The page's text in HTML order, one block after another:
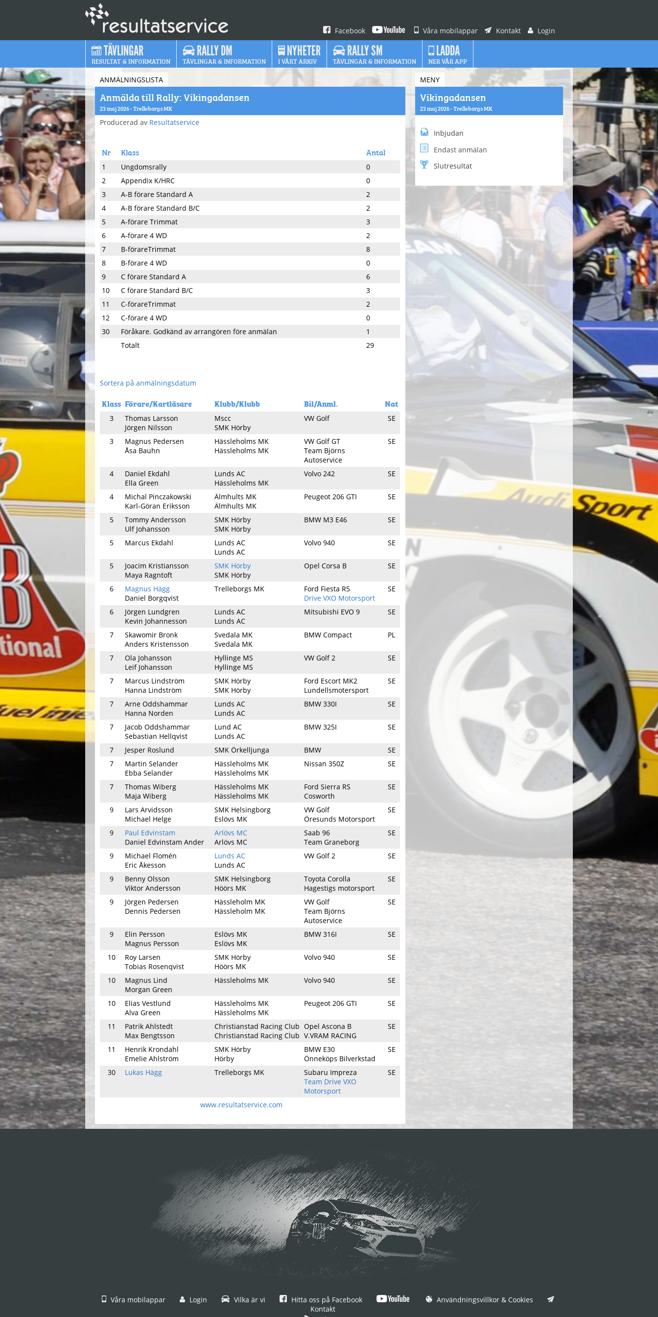
Facebook Våra mobilappar Kontakt Login
TÄVLINGAR
RESULTAT & INFORMATION
RALLY DM
TÄVLINGAR & INFORMATION
NYHETER
I VÅRT ARKIV
RALLY SM
TÄVLINGAR & INFORMATION
LADDA
NER VÅR APP
ANMÄLNINGSLISTA
Anmälda till Rally: Vikingadansen
23 maj 2026 - Trelleborgs MK
Producerad av Resultatservice
Nr Klass Antal
1 Ungdomsrally
0
2
Appendix K/HRC
0
3
A-B förare Standard A
2
4
A-B förare Standard B/C
2
5
A-förare Trimmat
3
6
A-förare 4 WD
2
7
B-förareTrimmat
8
8
B-förare 4 WD
0
9
C förare Standard A
6
10
C förare Standard B/C
3
11
C-förareTrimmat
2
12
C-förare 4 WD
0
30
Föråkare. Godkänd av arrangören före anmälan
1
Totalt
29
Sortera på anmälningsdatum
Klass Förare/Kartläsare Klubb/Klubb Bil/Anml. Nat
3
Thomas Larsson
Jörgen Nilsson
Mscc
SMK Hörby
VW Golf SE
3
Magnus Pedersen
Åsa Bauhn
Hässleholms MK
Hässleholms MK
VW Golf GT
Team Björns
Autoservice
SE
4
Daniel Ekdahl
Ella Green
Lunds AC
Hässleholms MK
Volvo 242 SE
4
Michal Pinczakowski
Karl-Göran Eriksson
Älmhults MK
Älmhults MK
Peugeot 206 GTI SE
5
Tommy Andersson
Ulf Johansson
SMK Hörby
SMK Hörby
BMW M3 E46 SE
5 Marcus Ekdahl
Lunds AC
Lunds AC
Volvo 940 SE
5
Joacim Kristiansson
Maya Ragntoft
SMK Hörby
SMK Hörby
Opel Corsa B SE
6
Magnus Hägg
Daniel Borgqvist
Trelleborgs MK
Ford Fiesta R5
Drive VXO Motorsport
SE
6
Jörgen Lundgren
Kevin Johannesson
Lunds AC
Lunds AC
Mitsubishi EVO 9 SE
7
Skawomir Bronk
Anders Kristensson
Svedala MK
Svedala MK
BMW Compact PL
7
Ola Johansson
Leif Johansson
Hyllinge MS
Hyllinge MS
VW Golf 2 SE
7
Marcus Lindström
Hanna Lindström
SMK Hörby
SMK Hörby
Ford Escort MK2
Lundellsmotersport
SE
7
Arne Oddshammar
Hanna Norden
Lunds AC
Lunds AC
BMW 330I SE
7
Jacob Oddshammar
Sebastian Hellqvist
Lund AC
Lunds AC
BMW 325I SE
7 Jesper Roslund SMK Örkelljunga BMW
SE
7
Martin Selander
Ebba Selander
Hässleholms MK
Hässleholms MK
Nissan 350Z SE
7
Thomas Wiberg
Maja Wiberg
Hässleholms MK
Hässleholms MK
Ford Sierra RS
Cosworth
SE
9
Lars Arvidsson
Michael Helge
SMK Helsingborg
Eslövs MK
VW Golf
Öresunds Motorsport
SE
9
Paul Edvinstam
Daniel Edvinstam Ander
Arlövs MC
Arlövs MC
Saab 96
Team Graneborg
SE
9
Michael Flomén
Eric Åkesson
Lunds AC
Lunds AC
VW Golf 2 SE
9
Benny Olsson
Viktor Andersson
SMK Helsingborg
Höörs MK
Toyota Corolla
Hagestigs motorsport
SE
9
Jörgen Pedersen
Dennis Pedersen
Hässleholm MK
Hässleholm MK
VW Golf
Team Björns
Autoservice
SE
9
Elin Persson
Magnus Persson
Eslövs MK
Eslövs MK
BMW 316I SE
10
Roy Larsen
Tobias Rosenqvist
SMK Hörby
Höörs MK
Volvo 940 SE
10
Magnus Lind
Morgan Green
Hässleholms MK Volvo 940 SE
10
Elias Vestlund
Alva Green
Hässleholms MK
Hässleholms MK
Peugeot 206 GTI SE
11
Patrik Ahlstedt
Max Bengtsson
Christianstad Racing Club
Christianstad Racing Club
Opel Ascona B
V.VRAM RACING
SE
11
Henrik Krondahl
Emelie Ahlström
SMK Hörby
Hörby
BMW E30
Önneköps Bilverkstad
SE
30 Lukas Hägg Trelleborgs MK
Subaru Impreza
Team Drive VXO
Motorsport
SE
www.resultatservice.com
MENY
Vikingadansen
23 maj 2026 - Trelleborgs MK
Inbjudan
Endast anmälan
Slutresultat
Våra mobilappar Login Vilka är vi Hitta oss på Facebook
Användningsvillkor & Cookies
Kontakt